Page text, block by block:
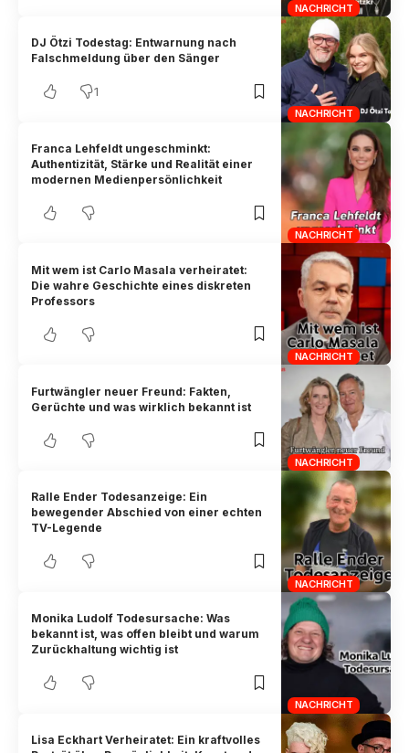
NACHRICHT
NACHRICHT
DJ Ötzi Todestag: Entwarnung nach
Falschmeldung über den Sänger
1
NACHRICHT
Franca Lehfeldt ungeschminkt:
Authentizität, Stärke und Realität einer
modernen Medienpersönlichkeit
NACHRICHT
Mit wem ist Carlo Masala verheiratet:
Die wahre Geschichte eines diskreten
Professors
NACHRICHT
Furtwängler neuer Freund: Fakten,
Gerüchte und was wirklich bekannt ist
NACHRICHT
Ralle Ender Todesanzeige: Ein
bewegender Abschied von einer echten
TV-Legende
NACHRICHT
Monika Ludolf Todesursache: Was
bekannt ist, was offen bleibt und warum
Zurückhaltung wichtig ist
Lisa Eckhart Verheiratet: Ein kraftvolles